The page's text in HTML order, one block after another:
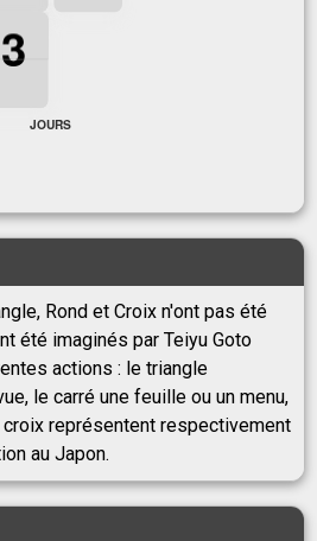
3
3
3
3
JOURS
Rond et Croix n'ont pas été
été imaginés par Teiyu Goto
actions : le triangle
le carré une feuille ou un menu,
représentent respectivement
au Japon.